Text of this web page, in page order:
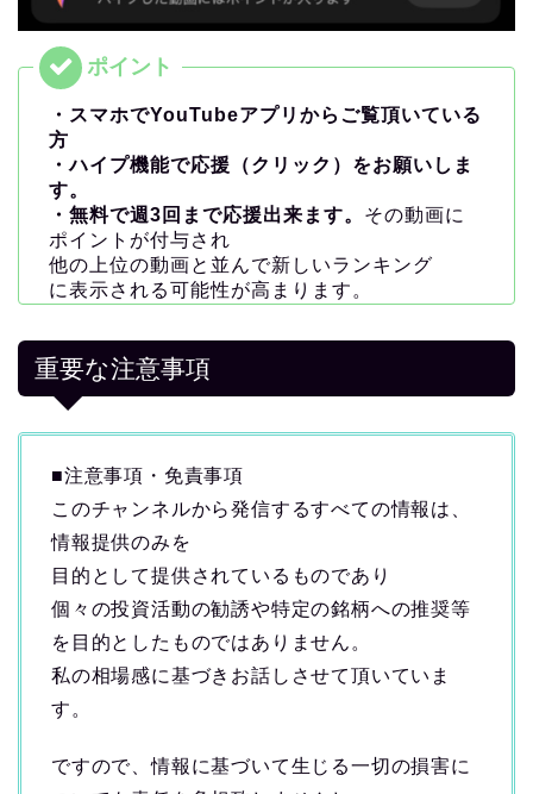
・スマホでYouTubeアプリからご覧頂いている
方
・ハイプ機能で応援（クリック）をお願いしま
す。
・無料で週3回まで応援出来ます。 その動画に
ポイントが付与され
他の上位の動画と並んで新しいランキング
に表示される可能性が高まります。
重要な注意事項
■注意事項・免責事項
このチャンネルから発信するすべての情報は、
情報提供のみを
目的として提供されているものであり
個々の投資活動の勧誘や特定の銘柄への推奨等
を目的としたものではありません。
私の相場感に基づきお話しさせて頂いていま
す。
ですので、情報に基づいて生じる一切の損害に